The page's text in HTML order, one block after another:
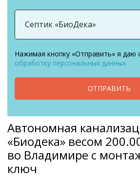
Нажимая кнопку «Отправить» я даю
обработку персональных данных
ОТПРАВИТЬ
Автономная
«Биодека» весом
во Владимире с
ключ